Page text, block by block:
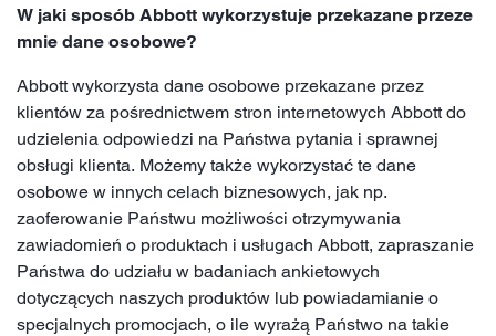
W jaki sposób Abbott wykorzystuje przekazane przeze
mnie dane osobowe?
Abbott wykorzysta dane osobowe przekazane przez
klientów za pośrednictwem stron internetowych Abbott do
udzielenia odpowiedzi na Państwa pytania i sprawnej
obsługi klienta. Możemy także wykorzystać te dane
osobowe w innych celach biznesowych, jak np.
zaoferowanie Państwu możliwości otrzymywania
zawiadomień o produktach i usługach Abbott, zapraszanie
Państwa do udziału w badaniach ankietowych
dotyczących naszych produktów lub powiadamianie o
specjalnych promocjach, o ile wyrażą Państwo na takie